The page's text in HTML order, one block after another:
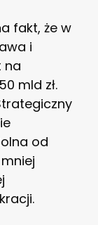
fakt, że w
i
na
mld zł.
od